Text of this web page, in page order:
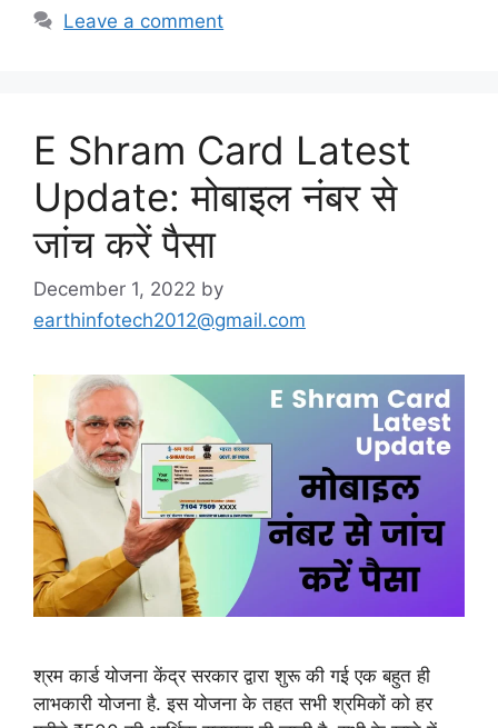
Leave a comment
E Shram Card Latest
Update: मोबाइल नंबर से
जांच करें पैसा
December 1, 2022 by
earthinfotech2012@gmail.com
श्रम कार्ड योजना केंद्र सरकार द्वारा शुरू की गई एक बहुत ही
लाभकारी योजना है. इस योजना के तहत सभी श्रमिकों को हर